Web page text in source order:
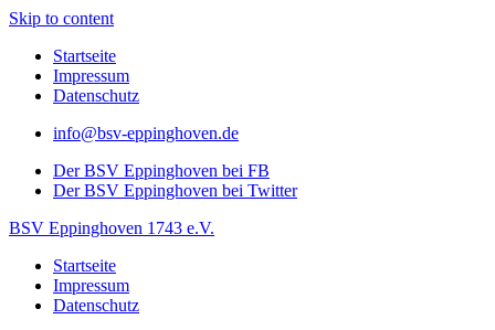
Skip to content
Startseite
Impressum
Datenschutz
info@bsv-eppinghoven.de
Der BSV Eppinghoven bei FB
Der BSV Eppinghoven bei Twitter
BSV Eppinghoven 1743 e.V.
Startseite
Impressum
Datenschutz